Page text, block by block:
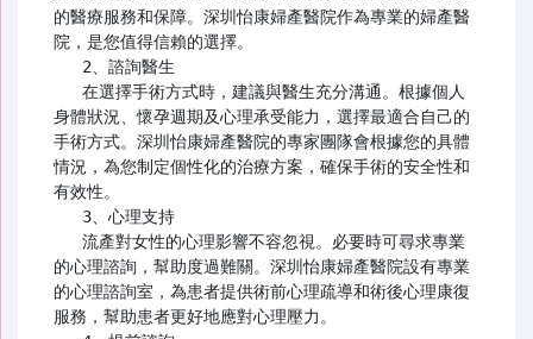
的醫療服務和保障。深圳怡康婦產醫院作為專業的婦產醫
院，是您值得信賴的選擇。
身體狀況、懷孕週期及心理承受能力，選擇最適合自己的
手術方式。深圳怡康婦產醫院的專家團隊會根據您的具體
情況，為您制定個性化的治療方案，確保手術的安全性和
有效性。
的心理諮詢，幫助度過難關。深圳怡康婦產醫院設有專業
的心理諮詢室，為患者提供術前心理疏導和術後心理康復
服務，幫助患者更好地應對心理壓力。